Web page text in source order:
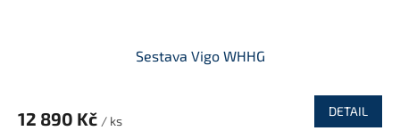
Sestava Vigo WHHG
12 890 Kč / ks
DETAIL